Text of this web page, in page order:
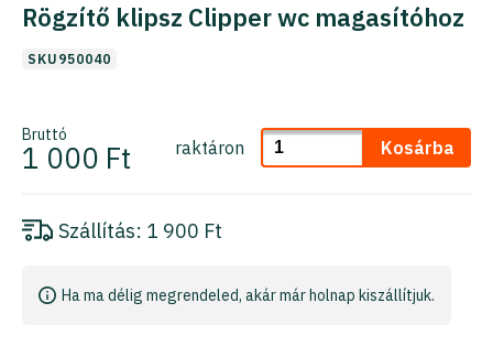
Rögzítő klipsz Clipper wc magasítóhoz
SKU950040
Bruttó
1 000 Ft raktáron Kosárba
Szállítás: 1 900 Ft
Ha ma délig megrendeled, akár már holnap kiszállítjuk.